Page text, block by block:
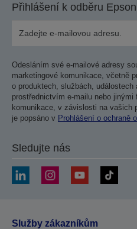
Přihlášení k odběru
Odesláním své e-mailové adresy
marketingové komunikace, včetně
o produktech, službách,
prostřednictvím e-mailu nebo jinými
komunikace, v závislosti na vašich
je popsáno v Prohlášení o ochraně
Sledujte nás
Služby zákazníkům